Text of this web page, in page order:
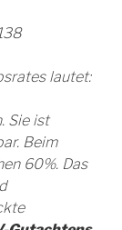
lautet:
Sie ist
Beim
60%. Das